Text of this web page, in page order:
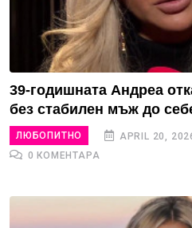
39-годишната Андреа
без стабилен мъж до
ЛЮБОПИТНО APRIL 20,
0 КОМЕНТАРА